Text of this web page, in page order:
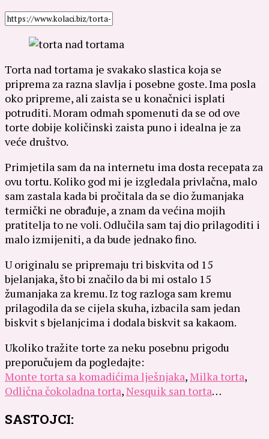
Torta nad tortama je svakako slastica koja se
priprema za razna slavlja i posebne goste. Ima posla
oko pripreme, ali zaista se u konačnici isplati
potruditi.Moram odmah spomenuti da se od ove
torte dobije količinski zaista puno i idealna je za
veće društvo.
Primjetila sam da na internetu ima dosta recepata za
ovu tortu. Koliko god mi je izgledala privlačna, malo
sam zastala kada bi pročitala da se dio žumanjaka
termički ne obrađuje, a znam da većina mojih
pratitelja to ne voli. Odlučila sam taj dio prilagoditi i
malo izmijeniti, a da bude jednako fino.
U originalu se pripremaju tri biskvita od 15
bjelanjaka, što bi značilo da bi mi ostalo 15
žumanjaka za kremu. Iz tog razloga sam kremu
prilagodila da se cijela skuha, izbacila sam jedan
biskvit s bjelanjcima i dodala biskvit sa kakaom.
Ukoliko tražite torte za neku posebnu prigodu
preporučujem da pogledajte:
Monte torta sa komadićima lješnjaka,Milka torta,
Odlična čokoladna torta,Nesquik san torta…
SASTOJCI: